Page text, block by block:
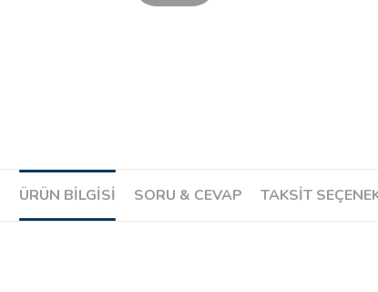
ÜRÜN BILGISI SORU & CEVAP TAKSIT